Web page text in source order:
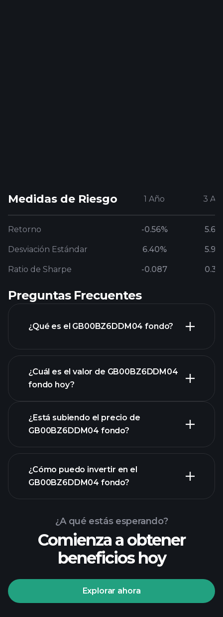
Medidas de Riesgo 1 Año 3
Retorno -0.56%
Desviación Estándar 6.40%
Ratio de Sharpe -0.087
Preguntas Frecuentes
¿Qué es el GB00BZ6DDM04 fondo?
¿Cuál es el valor de GB00BZ6DDM04
fondo hoy?
avanzado
¿Está subiendo el precio de
GB00BZ6DDM04 fondo?
GB00BZ6DDM04 fondo
¿Cómo puedo invertir en el
GB00BZ6DDM04 fondo?
¿A qué estás esperando?
Comienza a obtener
beneficios hoy
Explorar ahora